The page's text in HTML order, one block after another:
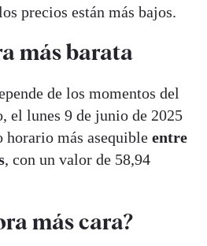
precios están más bajos.
más barata
de los momentos del
el lunes 9 de junio de 2025
horario más asequible entre
, con un valor de 58,94
más cara?